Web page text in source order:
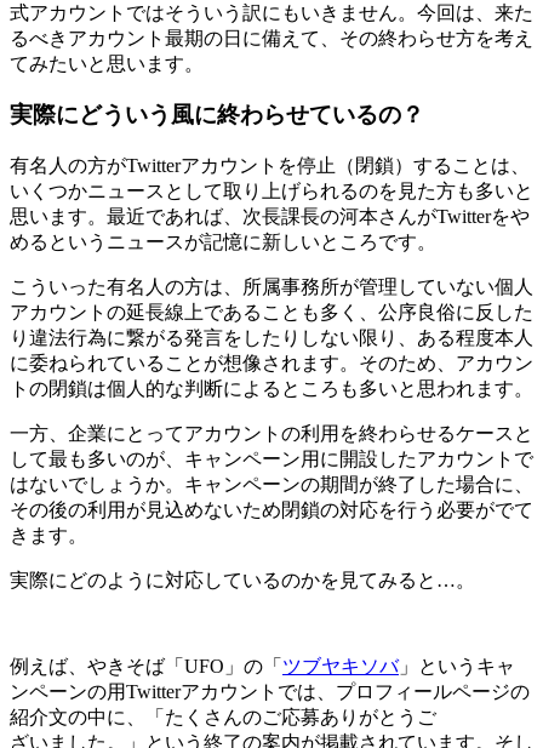
式アカウントではそういう訳にもいきません。今回は、来た
るべきアカウント最期の日に備えて、その終わらせ方を考え
てみたいと思います。
実際にどういう風に終わらせているの？
有名人の方がTwitterアカウントを停止（閉鎖）することは、
いくつかニュースとして取り上げられるのを見た方も多いと
思います。最近であれば、次長課長の河本さんがTwitterをや
めるというニュースが記憶に新しいところです。
こういった有名人の方は、所属事務所が管理していない個人
アカウントの延長線上であることも多く、公序良俗に反した
り違法行為に繋がる発言をしたりしない限り、ある程度本人
に委ねられていることが想像されます。そのため、アカウン
トの閉鎖は個人的な判断によるところも多いと思われます。
一方、企業にとってアカウントの利用を終わらせるケースと
して最も多いのが、キャンペーン用に開設したアカウントで
はないでしょうか。キャンペーンの期間が終了した場合に、
その後の利用が見込めないため閉鎖の対応を行う必要がでて
きます。
実際にどのように対応しているのかを見てみると…。
例えば、やきそば「UFO」の「 ツブヤキソバ」というキャ
ンペーンの用Twitterアカウントでは、プロフィールページの
紹介文の中に、「たくさんのご応募ありがとうご
ざいました。」という終了の案内が掲載されています。そし